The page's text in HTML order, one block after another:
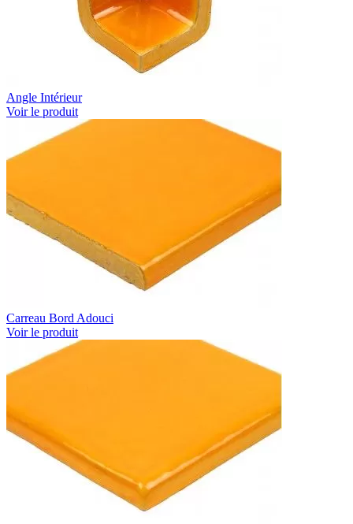
Angle Intérieur
Voir le produit
Carreau Bord Adouci
Voir le produit